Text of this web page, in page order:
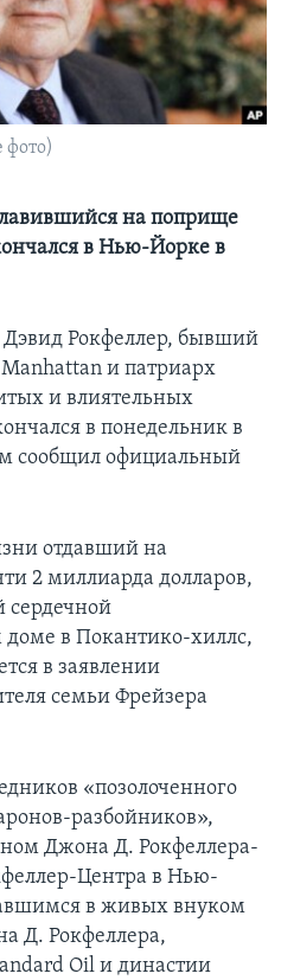
фото)
на поприще
в Нью-Йорке в
Рокфеллер, бывший
и патриарх
и влиятельных
в понедельник в
сообщил официальный
отдавший на
2 миллиарда долларов,
сердечной
доме в Покантико-хиллс,
в заявлении
семьи Фрейзера
«позолоченного
разбойников»,
Джона Д. Рокфеллера-
Центра в Нью-
в живых внуком
Д. Рокфеллера,
Oil и династии